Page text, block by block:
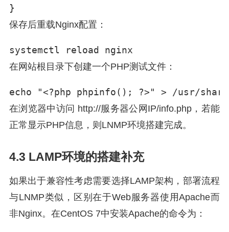
}
保存后重载Nginx配置：
systemctl reload nginx
在网站根目录下创建一个PHP测试文件：
echo "<?php phpinfo(); ?>" > /usr/
在浏览器中访问 http://服务器公网IP/info.php，若能
正常显示PHP信息，则LNMP环境搭建完成。
4.3 LAMP环境的搭建补充
如果出于兼容性考虑需要选择LAMP架构，部署流程
与LNMP类似，区别在于Web服务器使用Apache而
非Nginx。在CentOS 7中安装Apache的命令为：